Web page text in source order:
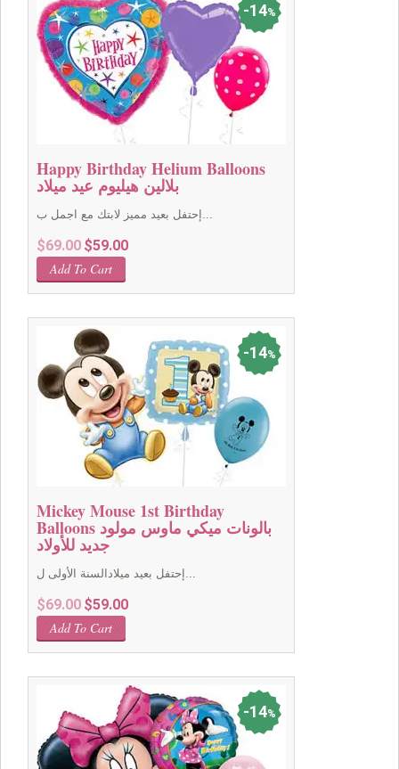
14%
Happy Birthday Helium Balloons
بلالين هيليوم عيد ميلاد
إحتفل بعيد مميز لابتك مع اجمل ب...
$69.00 Original
price
was:
$59.00Current
Add To Cart
14%
Mickey Mouse 1st Birthday
Balloons بالونات ميكي ماوس مولود
جديد للأولاد
إحتفل بعيد ميلادالسنة الأولى ل...
$69.00 Original
price
was:
$59.00Current
Add To Cart
14%